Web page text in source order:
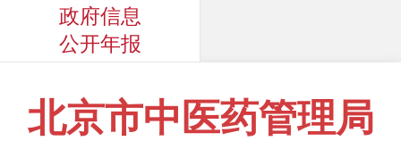
政府信息
公开年报
北京市中医药管理局